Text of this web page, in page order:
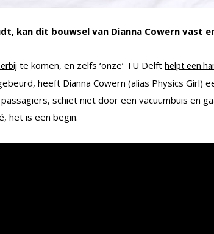
kan dit bouwsel van Dianna Cowern vast
te komen, en zelfs ‘onze’ TU Delft helpt een
heeft Dianna Cowern (alias Physics Girl)
schiet niet door een vacuümbuis en
het is een begin.